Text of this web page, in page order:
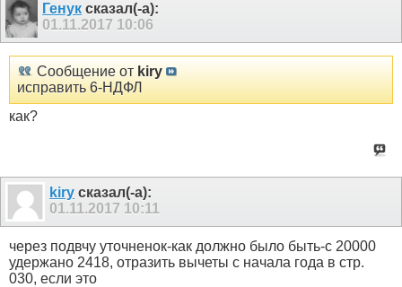
Генук сказал(-а):
01.11.2017 10:06
Сообщение от kiry
исправить 6-НДФЛ
как?
kiry сказал(-а):
01.11.2017 10:11
через подвчу уточненок-как должно было быть-с 20000
удержано 2418, отразить вычеты с начала года в стр.
030, если это